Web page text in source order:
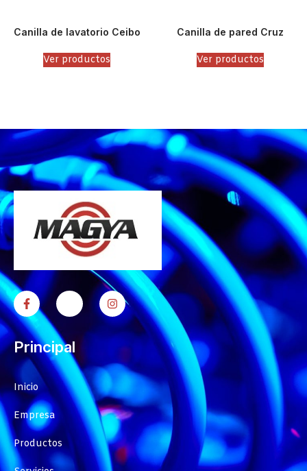
Canilla de lavatorio Ceibo
Ver productos
Canilla de pared Cruz
Ver productos
Principal
Inicio
Empresa
Productos